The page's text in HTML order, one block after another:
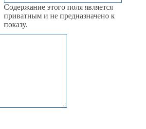
Содержание этого поля является
приватным и не предназначено к
показу.